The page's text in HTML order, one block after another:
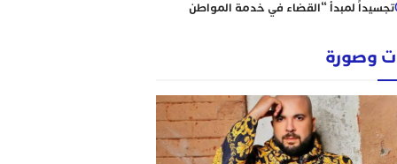
تجسيداً لمبدأ “القضاء في خدمة المواطن
رؤساء ونقباء للمحامين يتضامنون مع الاستاذ
حاجي .
من يحمي وجدة من كارثة عقارية وشيكة؟
أحكام نافذة، رسوم مجمدة، ومشاريع
سكنية مشبوهة تهدد هيبة القانون وأمن
التعمير
وصورة